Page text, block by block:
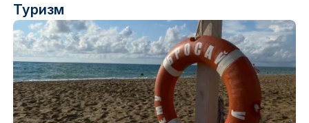
Туризм